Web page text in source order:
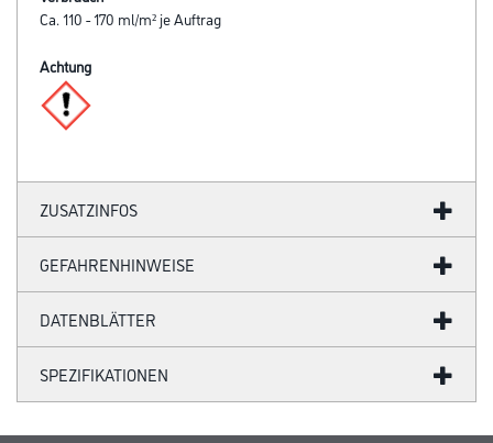
Ca. 110 - 170 ml/m² je Auftrag
Achtung
ZUSATZINFOS
GEFAHRENHINWEISE
DATENBLÄTTER
SPEZIFIKATIONEN